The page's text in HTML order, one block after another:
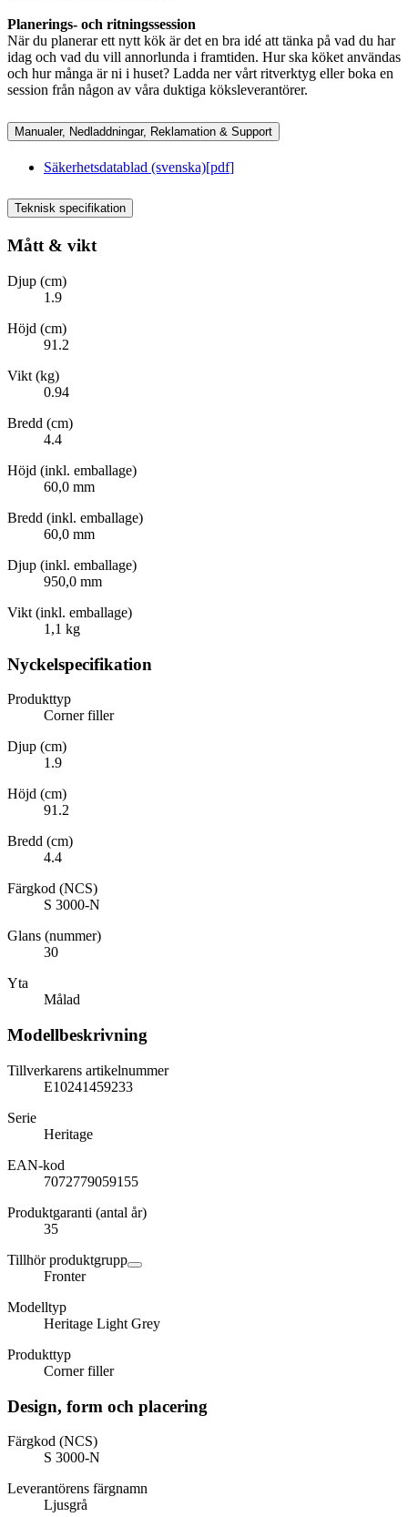
Planerings- och ritningssession
När du planerar ett nytt kök är det en bra idé att tänka på vad du har
idag och vad du vill annorlunda i framtiden. Hur ska köket användas
och hur många är ni i huset? Ladda ner vårt ritverktyg eller boka en
session från någon av våra duktiga köksleverantörer.
Manualer, Nedladdningar, Reklamation & Support
Säkerhetsdatablad (svenska)[pdf]
Teknisk specifikation
Mått & vikt
Djup (cm)
1.9
Höjd (cm)
91.2
Vikt (kg)
0.94
Bredd (cm)
4.4
Höjd (inkl. emballage)
60,0 mm
Bredd (inkl. emballage)
60,0 mm
Djup (inkl. emballage)
950,0 mm
Vikt (inkl. emballage)
1,1 kg
Nyckelspecifikation
Produkttyp
Corner filler
Djup (cm)
1.9
Höjd (cm)
91.2
Bredd (cm)
4.4
Färgkod (NCS)
S 3000-N
Glans (nummer)
30
Yta
Målad
Modellbeskrivning
Tillverkarens artikelnummer
E10241459233
Serie
Heritage
EAN-kod
7072779059155
Produktgaranti (antal år)
35
Tillhör produktgrupp
Fronter
Modelltyp
Heritage Light Grey
Produkttyp
Corner filler
Design, form och placering
Färgkod (NCS)
S 3000-N
Leverantörens färgnamn
Ljusgrå